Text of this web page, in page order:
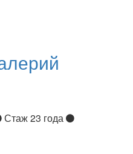
Стаж 23 года